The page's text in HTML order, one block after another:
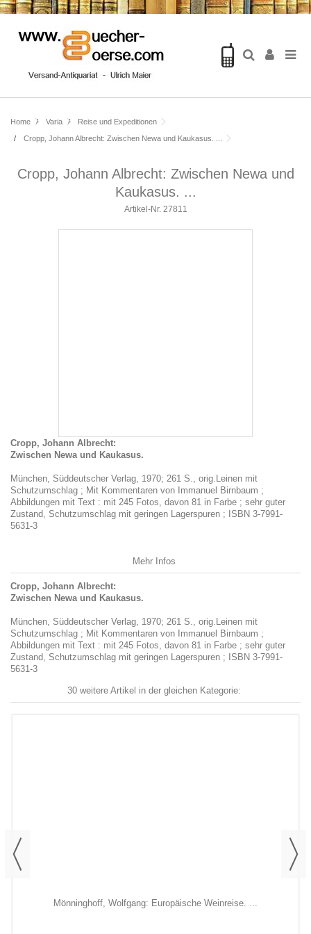
Home Varia
Reise und Expeditionen
Cropp, Johann Albrecht: Zwischen Newa und Kaukasus. ...
Cropp, Johann Albrecht: Zwischen Newa und
Kaukasus. ...
Artikel-Nr. 27811
Cropp, Johann Albrecht:
Zwischen Newa und Kaukasus.
München, Süddeutscher Verlag, 1970; 261 S., orig.Leinen mit
Schutzumschlag ; Mit Kommentaren von Immanuel Birnbaum ;
Abbildungen mit Text : mit 245 Fotos, davon 81 in Farbe ; sehr guter
Zustand, Schutzumschlag mit geringen Lagerspuren ; ISBN 3-7991-
5631-3
Mehr Infos
Cropp, Johann Albrecht:
Zwischen Newa und Kaukasus.
München, Süddeutscher Verlag, 1970; 261 S., orig.Leinen mit
Schutzumschlag ; Mit Kommentaren von Immanuel Birnbaum ;
Abbildungen mit Text : mit 245 Fotos, davon 81 in Farbe ; sehr guter
Zustand, Schutzumschlag mit geringen Lagerspuren ; ISBN 3-7991-
5631-3
30 weitere Artikel in der gleichen Kategorie:
Mönninghoff, Wolfgang: Europäische Weinreise. ...